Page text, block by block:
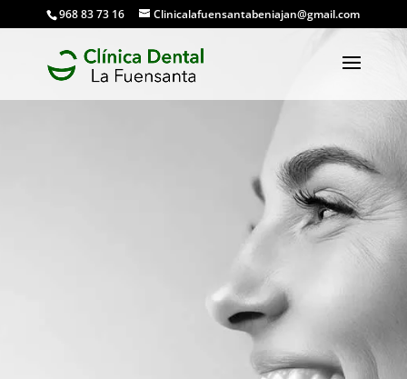
968 83 73 16 Clinicalafuensantabeniajan@gmail.com